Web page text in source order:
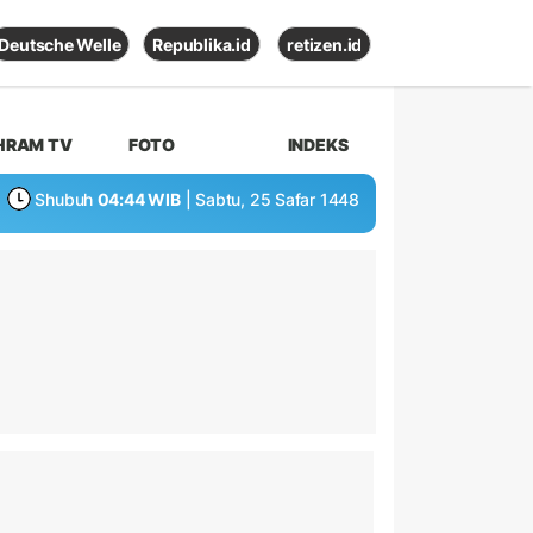
Deutsche Welle Republika.id retizen.id
TV FOTO INDEKS
Shubuh 04:44 WIB | Sabtu, 25 Safar 1448